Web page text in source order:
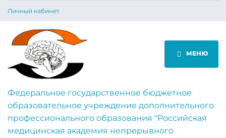
Личный кабинет
МЕНЮ
Федеральное государственное бюджетное
образовательное учреждение дополнительного
профессионального образования "Российская
медицинская академия непрерывного